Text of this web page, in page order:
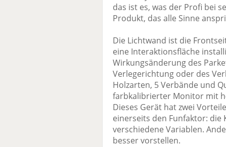
das ist es, was der Profi bei
Produkt, das alle Sinne
Die Lichtwand ist die
eine Interaktionsfläche
Wirkungsänderung des
Verlegerichtung oder des
Holzarten, 5 Verbände und
farbkalibrierter Monitor mit
Dieses Gerät hat zwei
einerseits den Funfaktor:
verschiedene Variablen.
besser vorstellen.